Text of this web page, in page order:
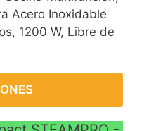
Acero Inoxidable
1200 W, Libre de